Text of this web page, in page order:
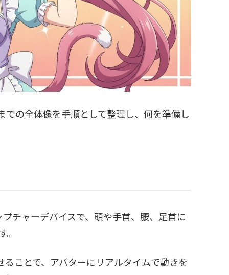
の全体像を手順として整理し、何を準備し
チャーデバイスで、頭や手首、腰、足首に
ことで、アバターにリアルタイムで動きを